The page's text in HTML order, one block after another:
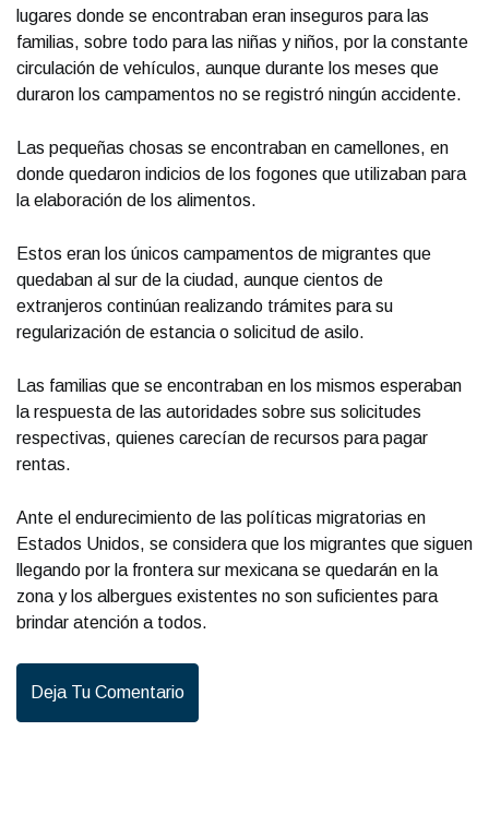
lugares donde se encontraban eran inseguros para las
familias, sobre todo para las niñas y niños, por la constante
circulación de vehículos, aunque durante los meses que
duraron los campamentos no se registró ningún accidente.
Las pequeñas chosas se encontraban en camellones, en
donde quedaron indicios de los fogones que utilizaban para
la elaboración de los alimentos.
Estos eran los únicos campamentos de migrantes que
quedaban al sur de la ciudad, aunque cientos de
extranjeros continúan realizando trámites para su
regularización de estancia o solicitud de asilo.
Las familias que se encontraban en los mismos esperaban
la respuesta de las autoridades sobre sus solicitudes
respectivas, quienes carecían de recursos para pagar
rentas.
Ante el endurecimiento de las políticas migratorias en
Estados Unidos, se considera que los migrantes que siguen
llegando por la frontera sur mexicana se quedarán en la
zona y los albergues existentes no son suficientes para
brindar atención a todos.
Deja Tu Comentario